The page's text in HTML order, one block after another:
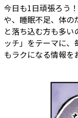
今日も1日頑張ろう
や、睡眠不足、体
と落ち込む方も多
ッチ」をテーマに
もラクになる情報を